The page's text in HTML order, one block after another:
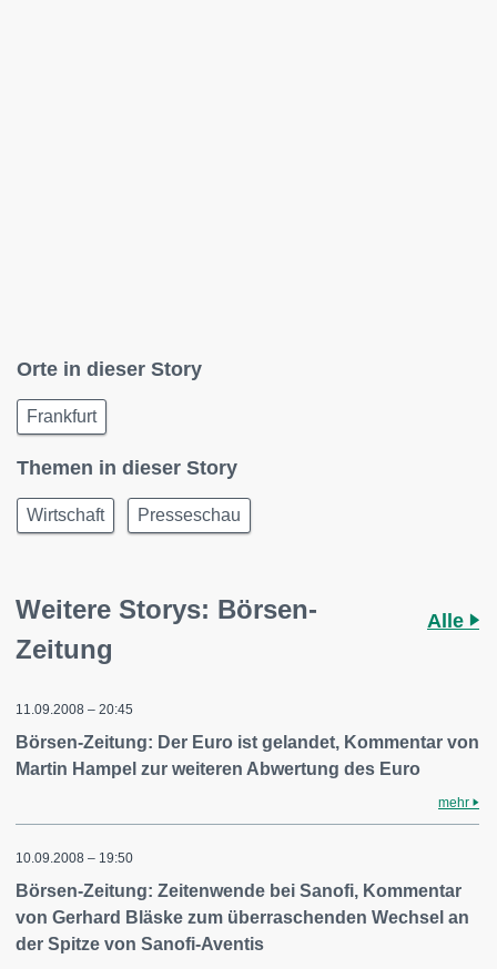
Orte in dieser Story
Frankfurt
Themen in dieser Story
Wirtschaft Presseschau
Weitere Storys: Börsen-
Zeitung
Alle
11.09.2008 – 20:45
Börsen-Zeitung: Der Euro ist gelandet, Kommentar von
Martin Hampel zur weiteren Abwertung des Euro
mehr
10.09.2008 – 19:50
Börsen-Zeitung: Zeitenwende bei Sanofi, Kommentar
von Gerhard Bläske zum überraschenden Wechsel an
der Spitze von Sanofi-Aventis